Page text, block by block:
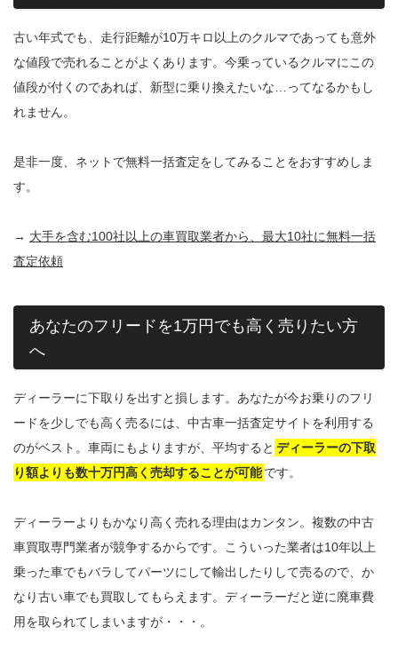
古い年式でも、走行距離が10万キロ以上のクルマであっても意外
な値段で売れることがよくあります。今乗っているクルマにこの
値段が付くのであれば、新型に乗り換えたいな…ってなるかもし
れません。
是非一度、ネットで無料一括査定をしてみることをおすすめしま
す。
→ 大手を含む100社以上の車買取業者から、最大10社に無料一括
査定依頼
あなたのフリードを1万円でも高く売りたい方
へ
ディーラーに下取りを出すと損します。あなたが今お乗りのフリ
ードを少しでも高く売るには、中古車一括査定サイトを利用する
のがベスト。車両にもよりますが、平均すると ディーラーの下取
り額よりも数十万円高く売却することが可能です。
ディーラーよりもかなり高く売れる理由はカンタン。複数の中古
車買取専門業者が競争するからです。こういった業者は10年以上
乗った車でもバラしてパーツにして輸出したりして売るので、か
なり古い車でも買取してもらえます。ディーラーだと逆に廃車費
用を取られてしまいますが・・・。